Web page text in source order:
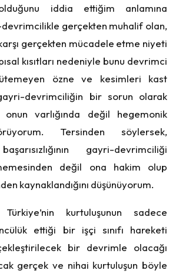
iddia ettiğim anlamına
gerçekten muhalif olan,
gerçekten mücadele etme niyeti
kısıtları nedeniyle bunu devrimci
özne ve kesimleri kast
devrimciliğin bir sorun olarak
onun varlığında değil hegemonik
Tersinden söylersek,
gayri-devrimciliği
değil ona hakim olup
kaynaklandığını düşünüyorum.
kurtuluşunun sadece
ettiği bir işçi sınıfı hareketi
bir devrimle olacağı
gerçek ve nihai kurtuluşun böyle